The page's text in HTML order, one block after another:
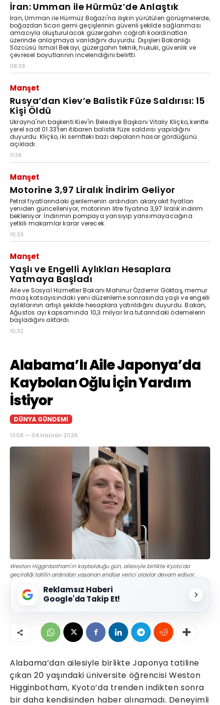
İran: Umman ile Hürmüz’de Anlaştık
İran, Umman ile Hürmüz Boğazı'na ilişkin yürütülen görüşmelerde,
boğazdan ticari gemi geçişlerinin güvenli şekilde sağlanması
amacıyla oluşturulacak güzergahın coğrafi koordinatları
üzerinde anlaşmaya varıldığını duyurdu. Dışişleri Bakanlığı
Sözcüsü İsmail Bekayi, güzergahın teknik, hukuki, güvenlik ve
çevresel boyutlarının incelendiğini belirtti.
08:29
Manşet
Rusya’dan Kiev’e Balistik Füze Saldırısı: 15
Kişi Öldü
Ukrayna'nın başkenti Kiev'in Belediye Başkanı Vitaliy Kliçko, kentte
yerel saat 01.33'ten itibaren balistik füze saldırısı yapıldığını
duyurdu. Kliçko, iki semtteki bazı depoların hasar gördüğünü
açıkladı.
11:39
Manşet
Motorine 3,97 Liralık İndirim Geliyor
Petrol fiyatlarındaki gerilemenin ardından akaryakıt fiyatları
yeniden güncelleniyor, motorinin litre fiyatına 3,97 liralık indirim
bekleniyor. İndirimin pompaya yansıyıp yansımayacağına
yetkili makamlar karar verecek.
10:33
Manşet
Yaşlı ve Engelli Aylıkları Hesaplara
Yatmaya Başladı
Aile ve Sosyal Hizmetler Bakanı Mahinur Özdemir Göktaş, memur
maaş katsayısındaki yeni düzenleme sonrasında yaşlı ve engelli
aylıklarının artışlı şekilde hesaplara yatırıldığını duyurdu. Bakan,
Ağustos ayı kapsamında 10,3 milyar lira tutarındaki ödemelerin
başladığını aktardı.
10:32